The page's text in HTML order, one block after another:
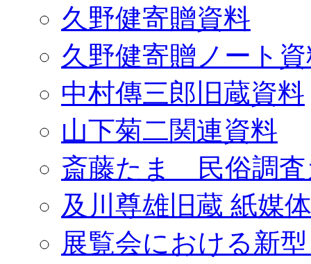
久野健寄贈資料
久野健寄贈ノート
中村傳三郎旧蔵資料
山下菊二関連資料
斎藤たま 民俗調査
及川尊雄旧蔵 紙媒
展覧会における新